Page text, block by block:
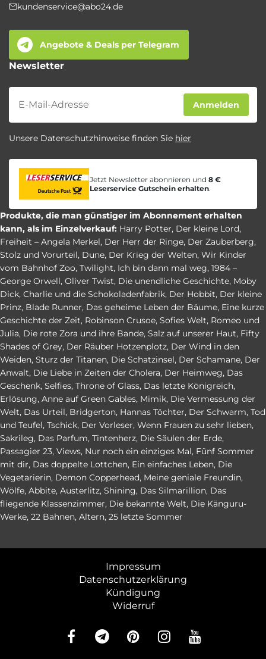
kundenservice@abo24.de
Angebote & Deals per Telegram
Newsletter
Newsletter
Anmelden
Unsere Datenschutzhinweise finden Sie hier
Jetzt Newsletter abonnieren und 8 €
Leserservice Gutschein erhalten.
Produkte, die man günstiger im Abonnement erhalten
kann, als im Einzelverkauf: Harry Potter, Der kleine Lord,
Freiheit – Angela Merkel, Der Herr der Ringe, Der Zauberberg,
Stolz und Vorurteil, Dune, Der Krieg der Welten, Wir Kinder
vom Bahnhof Zoo, Twilight, Ich bin dann mal weg, 1984 –
George Orwell, Oliver Twist, Die unendliche Geschichte, Moby
Dick, Charlie und die Schokoladenfabrik, Der Hobbit, Der kleine
Prinz, Blade Runner, Das geheime Leben der Bäume, Eine kurze
Geschichte der Zeit, Robinson Crusoe, Sofies Welt, Romeo und
Julia, Die rote Zora und ihre Bande, Salz auf unserer Haut, Fifty
Shades of Grey, Der Räuber Hotzenplotz, Der Wind in den
Weiden, Sturz der Titanen, Die Schatzinsel, Der Schamane, Der
Anwalt, Die Liebe in Zeiten der Cholera, Der Heimweg, Das
Geschenk, Selfies, Throne of Glass, Das letzte Königreich,
Erlösung, Anne auf Green Gables, Mimik, Die Vermessung der
Welt, Das Urteil, Bridgerton, Hannas Töchter, Der Schwarm, Tod
und Teufel, Tschick, Der Vorleser, Wenn Frauen zu sehr lieben,
Sakrileg, Das Parfum, Tintenherz, Die Säulen der Erde,
Passagier 23, Views, Nur noch ein einziges Mal, Fünf Sommer
mit dir, Das doppelte Lottchen, Ein einfaches Leben, Die
Vegetarierin, Demon Copperhead, Meine geniale Freundin,
Wölfe, Abbite, Austerlitz, Shining, Das Silmarillion, Das
fliegende Klassenzimmer, Die bekannte Welt, Die Känguru-
Werke, 22 Bahnen, Altern, 25 letzte Sommer
Impressum
Datenschutzerklärung
Kündigung
Widerruf